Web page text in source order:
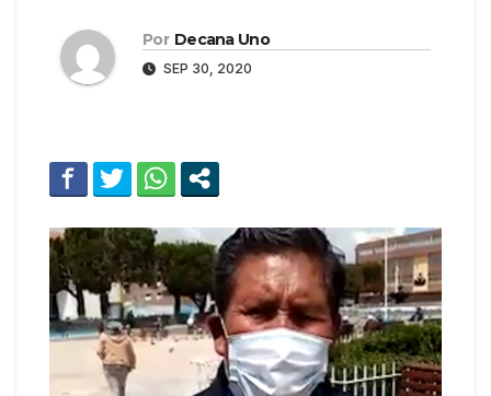
Por Decana Uno
SEP 30, 2020